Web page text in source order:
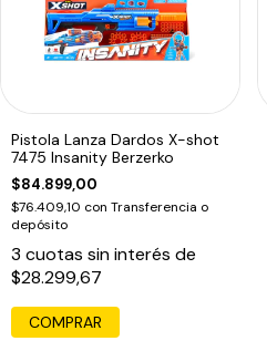
Pistola Lanza Dardos X-shot
7475 Insanity Berzerko
$84.899,00
$76.409,10 con Transferencia o
depósito
3 cuotas sin interés de
$28.299,67
COMPRAR